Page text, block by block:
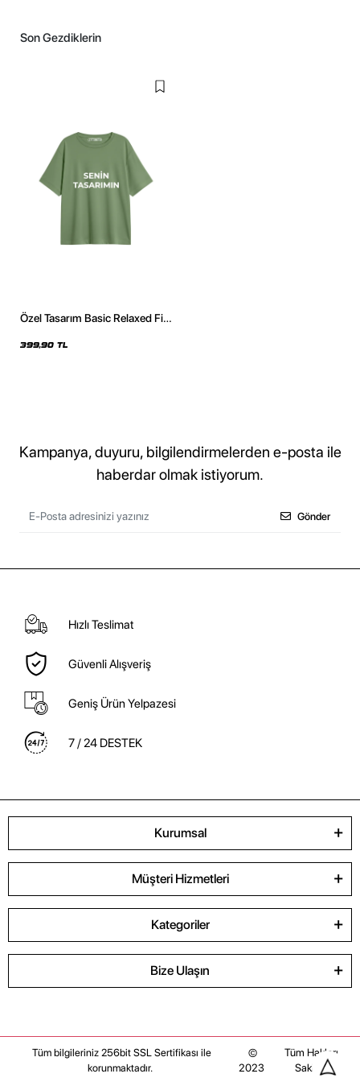
Son Gezdiklerin
Özel Tasarım Basic Relaxed Fit
399,90 TL
Kampanya, duyuru, bilgilendirmelerden e-posta ile
haberdar olmak istiyorum.
Gönder
Hızlı Teslimat
Güvenli Alışveriş
Geniş Ürün Yelpazesi
7 / 24 DESTEK
Kurumsal
Müşteri Hizmetleri
Kategoriler
Bize Ulaşın
Tüm bilgileriniz 256bit SSL Sertifikası ile
korunmaktadır.
©
2023
Tüm Hakları
Saklıdır